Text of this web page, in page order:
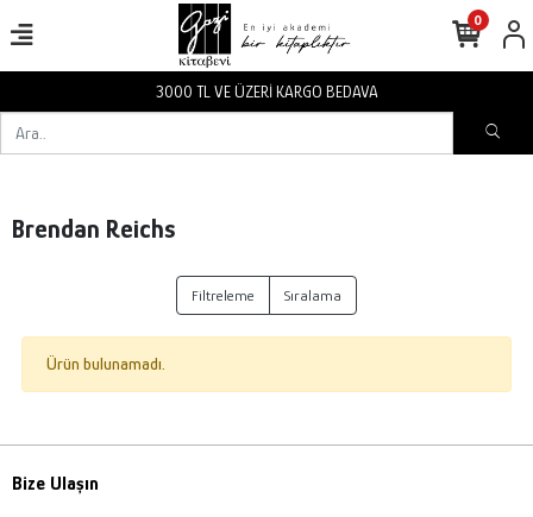
3000 TL VE ÜZERİ KARGO BEDAVA
0
Brendan Reichs
Filtreleme Sıralama
Ürün bulunamadı.
Bize Ulaşın